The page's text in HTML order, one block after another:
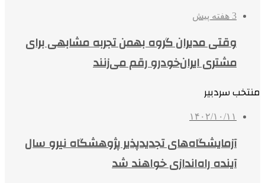
3 هفته پیش
وقتی مدیران گروه بهمن تجربه مشابهی برای
مشتری ایران‌خودرو رقم می‌زنند
منتخب سردبیر
۱۴۰۲/۱۰/۱۱
آزمایشگاه‌های تجدیدپذیر پژوهشگاه نیرو سال
آینده راه‌اندازی خواهند شد